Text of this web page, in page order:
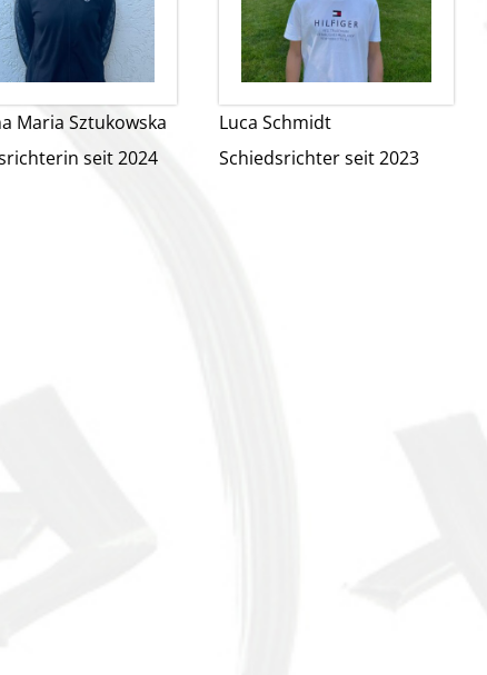
Maria Sztukowska
seit 2024
Luca Schmidt
Schiedsrichter seit 2023